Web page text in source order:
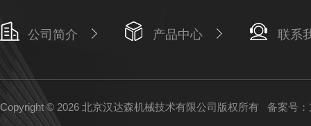
公司简介 产品中心 联系
Copyright © 2026 北京汉达森机械技术有限公司版权所有 备案号：